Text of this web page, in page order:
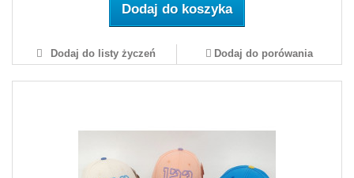
Dodaj do koszyka
Dodaj do listy życzeń Dodaj do porówania